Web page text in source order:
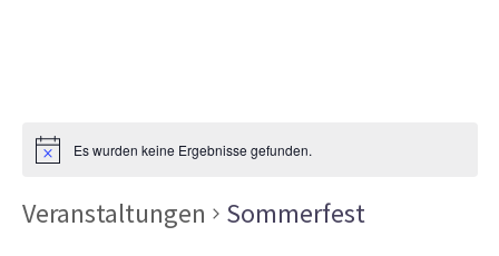
Es wurden keine Ergebnisse gefunden.
Veranstaltungen Sommerfest